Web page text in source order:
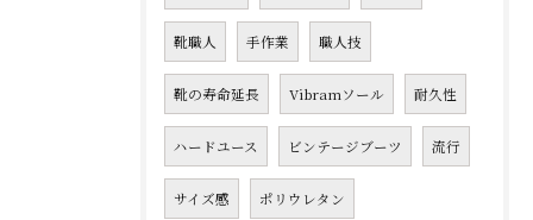
靴職人 手作業 職人技
靴の寿命延長 Vibramソール 耐久性
ハードユース ビンテージブーツ 流行
サイズ感 ポリウレタン